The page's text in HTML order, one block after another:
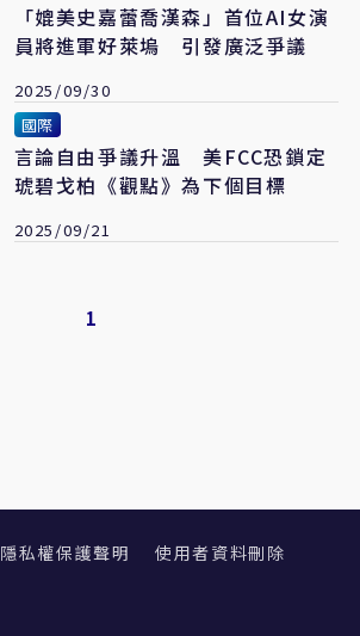
「媲美史嘉蕾喬漢森」首位AI女演
員將進軍好萊塢 引發廣泛爭議
2025/09/30
國際
言論自由爭議升溫 美FCC恐鎖定
琥碧戈柏《觀點》為下個目標
2025/09/21
1
隱私權保護聲明 使用者資料刪除